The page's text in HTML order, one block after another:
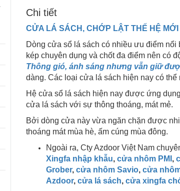
Chi tiết
CỬA LÁ SÁCH, CHỚP LẬT THẾ HỆ
Dòng cửa sổ lá sách có nhiều ưu điểm nổi
kép chuyên dụng và chốt đa điểm nên có
Thông gió, ánh sáng nhưng vẫn giữ
dàng. Các loại cửa lá sách hiện nay có
Hệ cửa sổ lá sách hiện nay được ứng
cửa lá sách với sự thông thoáng, mát mẻ.
Bởi dòng cửa này vừa ngăn chặn được
thoáng mát mùa hè, ấm cúng mùa đông.
Ngoài ra, Cty Azdoor Việt Nam
Xingfa nhập khẫu, cửa nhôm PMI ,
Grober, cửa nhôm Savio, cửa
Azdoor, cửa lá sách, cửa xingfa